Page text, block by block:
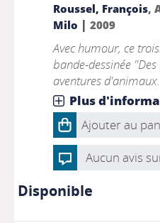
Roussel, François,
Milo | 2009
Avec humour, ce
bande-dessinée
aventures d'animaux.
Plus
Ajouter au
Aucun avis
Disponible